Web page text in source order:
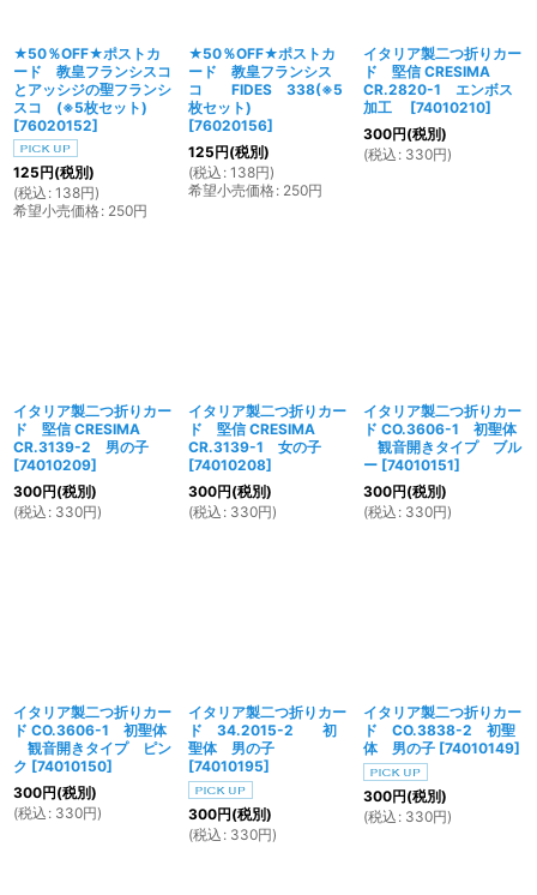
★50％OFF★ポストカ
ード 教皇フランシスコ
とアッシジの聖フランシ
スコ (※5枚セット)
[76020152]
125円(税別)
(税込 : 138円)
希望小売価格: 250円
★50％OFF★ポストカ
ード 教皇フランシス
コ FIDES 338(※5
枚セット)
[76020156]
125円(税別)
(税込 : 138円)
希望小売価格: 250円
イタリア製二つ折りカー
ド 堅信 CRESIMA
CR.2820-1 エンボス
加工
[74010210]
300円(税別)
(税込 : 330円)
イタリア製二つ折りカー
ド 堅信 CRESIMA
CR.3139-2 男の子
[74010209]
300円(税別)
(税込 : 330円)
イタリア製二つ折りカー
ド 堅信 CRESIMA
CR.3139-1 女の子
[74010208]
300円(税別)
(税込 : 330円)
イタリア製二つ折りカー
ド CO.3606-1 初聖体
観音開きタイプ ブル
ー [74010151]
300円(税別)
(税込 : 330円)
イタリア製二つ折りカー
ド CO.3606-1 初聖体
観音開きタイプ ピン
ク [74010150]
300円(税別)
(税込 : 330円)
イタリア製二つ折りカー
ド 34.2015-2 初
聖体 男の子
[74010195]
300円(税別)
(税込 : 330円)
イタリア製二つ折りカー
ド CO.3838-2 初聖
体 男の子 [74010149]
300円(税別)
(税込 : 330円)